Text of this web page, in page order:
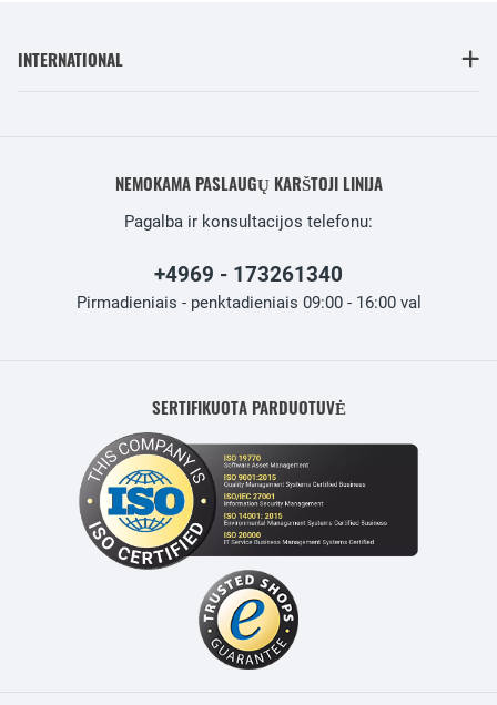
INTERNATIONAL
NEMOKAMA PASLAUGŲ KARŠTOJI LINIJA
Pagalba ir konsultacijos telefonu:
+4969 - 173261340
Pirmadieniais - penktadieniais 09:00 - 16:00 val
SERTIFIKUOTA PARDUOTUVĖ